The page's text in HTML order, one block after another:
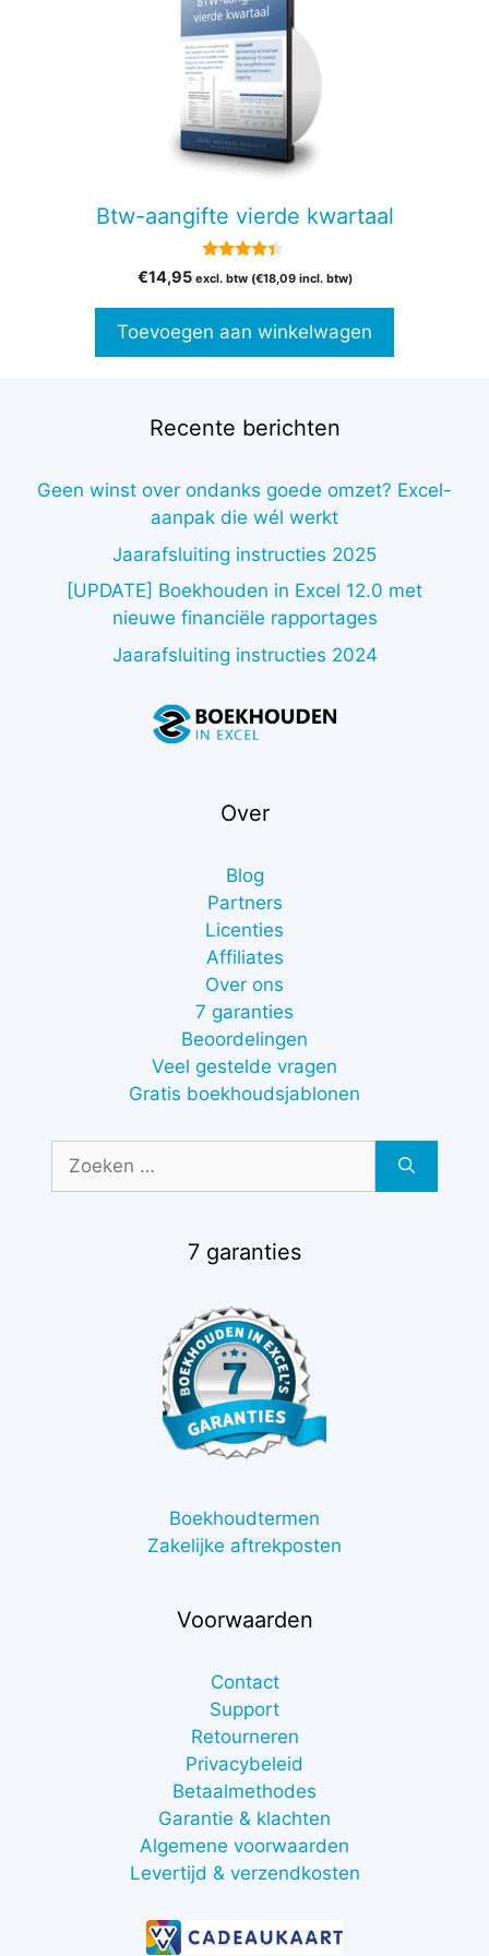
Btw-aangifte vierde kwartaal
4.20
van 5
€14,95 excl. btw (€18,09incl. btw)
Toevoegen aan winkelwagen
Recente berichten
Geen winst over ondanks goede omzet? Excel-
aanpak die wél werkt
Jaarafsluiting instructies 2025
[UPDATE] Boekhouden in Excel 12.0 met
nieuwe financiële rapportages
Jaarafsluiting instructies 2024
Over
Blog
Partners
Licenties
Affiliates
Over ons
7 garanties
Beoordelingen
Veel gestelde vragen
Gratis boekhoudsjablonen
naar:
7 garanties
Boekhoudtermen
Zakelijke aftrekposten
Voorwaarden
Contact
Support
Retourneren
Privacybeleid
Betaalmethodes
Garantie & klachten
Algemene voorwaarden
Levertijd & verzendkosten
7,00